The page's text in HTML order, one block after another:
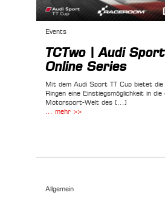
Events
TCTwo | Audi
Online Series
Mit dem Audi Sport TT Cup bietet
Ringen eine Einstiegsmöglichkeit in
Motorsport-Welt des [...]
... mehr >>
Allgemein